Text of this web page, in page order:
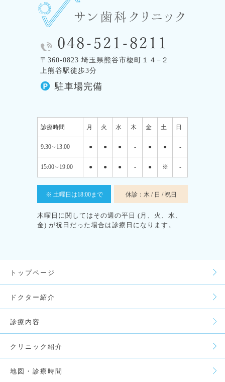
048-521-8211
〒360-0823 埼玉県熊谷市榎町１４−２
上熊谷駅徒歩3分
駐車場完備
診療時間 月 火 水 木 金 土 日
9:30∼13:00 ● ● ● - ● ● -
15:00∼19:00 ● ● ● - ● ※ -
※ 土曜日は18:00まで 休診：木 / 日 / 祝日
木曜日に関してはその週の平日 (月、火、水、
金) が祝日だった場合は診療日になります。
トップページ
ドクター紹介
診療内容
クリニック紹介
地図・診療時間